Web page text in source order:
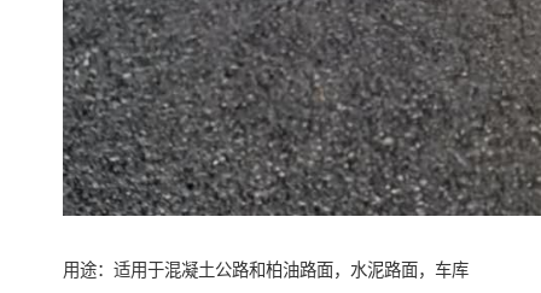
用途：适用于混凝土公路和柏油路面，水泥路面，车库